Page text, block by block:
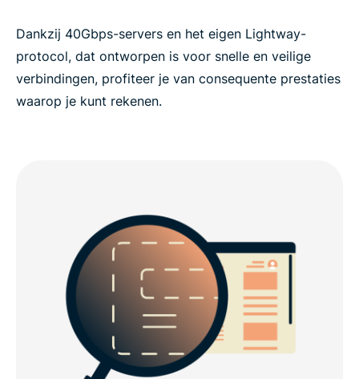
Dankzij 40Gbps-servers en het eigen Lightway-
protocol, dat ontworpen is voor snelle en veilige
verbindingen, profiteer je van consequente prestaties
waarop je kunt rekenen.